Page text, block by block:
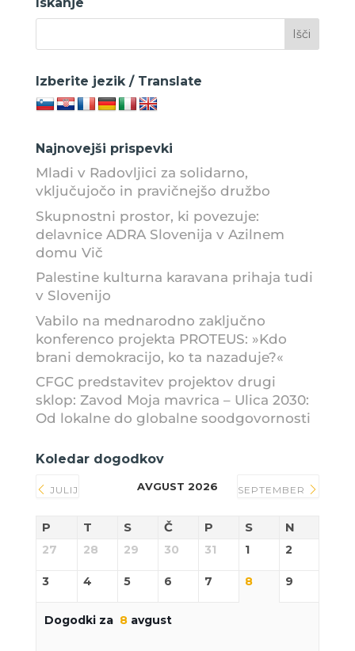
Iskanje
Izberite jezik / Translate
Najnovejši prispevki
Mladi v Radovljici za solidarno,
vključujočo in pravičnejšo družbo
Skupnostni prostor, ki povezuje:
delavnice ADRA Slovenija v Azilnem
domu Vič
Palestine kulturna karavana prihaja tudi
v Slovenijo
Vabilo na mednarodno zaključno
konferenco projekta PROTEUS: »Kdo
brani demokracijo, ko ta nazaduje?«
CFGC predstavitev projektov drugi
sklop: Zavod Moja mavrica – Ulica 2030:
Od lokalne do globalne soodgovornosti
Koledar dogodkov
JULIJ AVGUST 2026 SEPTEMBER
P T S Č P S N
27 28 29 30 31 1 2
3 4 5 6 7 8 9
Dogodki za 8avgust